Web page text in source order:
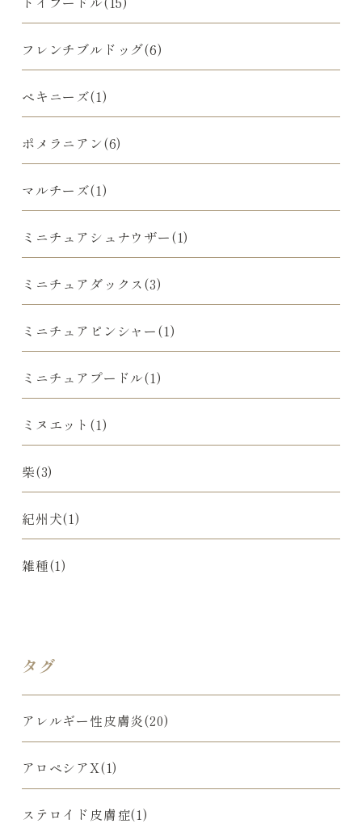
フレンチブルドッグ(6)
ペキニーズ(1)
ポメラニアン(6)
マルチーズ(1)
ミニチュアシュナウザー(1)
ミニチュアダックス(3)
ミニチュアピンシャー(1)
ミニチュアプードル(1)
ミヌエット(1)
柴(3)
紀州犬(1)
雑種(1)
タグ
アレルギー性皮膚炎(20)
アロペシアX(1)
ステロイド皮膚症(1)